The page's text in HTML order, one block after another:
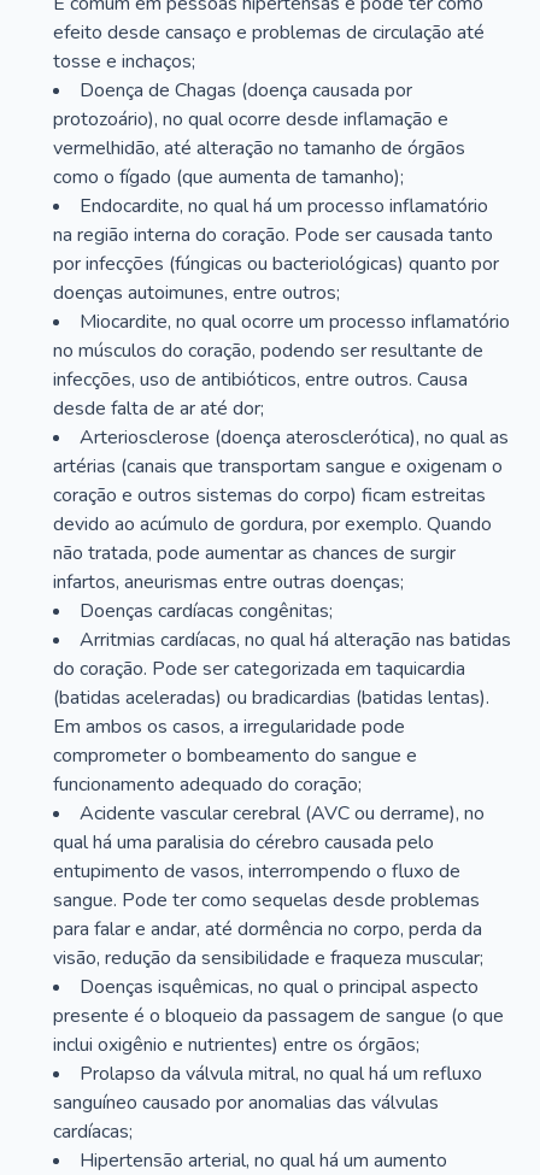
efeito desde cansaço e problemas de circulação até
tosse e inchaços;
Doença de Chagas (doença causada por
protozoário), no qual ocorre desde inflamação e
vermelhidão, até alteração no tamanho de órgãos
como o fígado (que aumenta de tamanho);
Endocardite, no qual há um processo inflamatório
na região interna do coração. Pode ser causada tanto
por infecções (fúngicas ou bacteriológicas) quanto por
doenças autoimunes, entre outros;
Miocardite, no qual ocorre um processo inflamatório
no músculos do coração, podendo ser resultante de
infecções, uso de antibióticos, entre outros. Causa
desde falta de ar até dor;
Arteriosclerose (doença aterosclerótica), no qual as
artérias (canais que transportam sangue e oxigenam o
coração e outros sistemas do corpo) ficam estreitas
devido ao acúmulo de gordura, por exemplo. Quando
não tratada, pode aumentar as chances de surgir
infartos, aneurismas entre outras doenças;
Doenças cardíacas congênitas;
Arritmias cardíacas, no qual há alteração nas batidas
do coração. Pode ser categorizada em taquicardia
(batidas aceleradas) ou bradicardias (batidas lentas).
Em ambos os casos, a irregularidade pode
comprometer o bombeamento do sangue e
funcionamento adequado do coração;
Acidente vascular cerebral (AVC ou derrame), no
qual há uma paralisia do cérebro causada pelo
entupimento de vasos, interrompendo o fluxo de
sangue. Pode ter como sequelas desde problemas
para falar e andar, até dormência no corpo, perda da
visão, redução da sensibilidade e fraqueza muscular;
Doenças isquêmicas, no qual o principal aspecto
presente é o bloqueio da passagem de sangue (o que
inclui oxigênio e nutrientes) entre os órgãos;
Prolapso da válvula mitral, no qual há um refluxo
sanguíneo causado por anomalias das válvulas
cardíacas;
Hipertensão arterial, no qual há um aumento